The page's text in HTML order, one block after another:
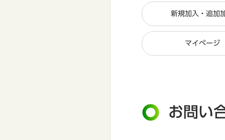
新規加入・追加
マイページ
お問い